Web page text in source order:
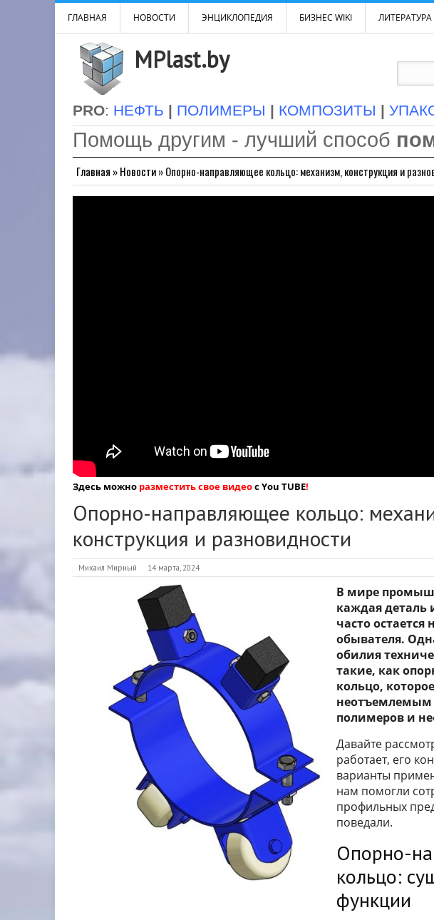
ГЛАВНАЯ НОВОСТИ ЭНЦИКЛОПЕДИЯ БИЗНЕС WIKI ЛИТЕРАТУРА
MPlast.by
PRO: НЕФТЬ | ПОЛИМЕРЫ | КОМПОЗИТЫ |
Помощь другим - лучший способ
Главная »Новости»Опорно-направляющее кольцо: механизм, конструкция и
Здесь можно разместить свое видеос You TUBE!
Опорно-направляющее кольцо:
конструкция и разновидности
Михаил Мирный 14 марта, 2024
В мире
каждая деталь
часто
обывателя.
обилия
такие, как
кольцо,
неотъемлемым
полимеров и
Давайте
работает, его
варианты
нам помогли
профильных
поведали.
Опорно-
кольцо:
функции